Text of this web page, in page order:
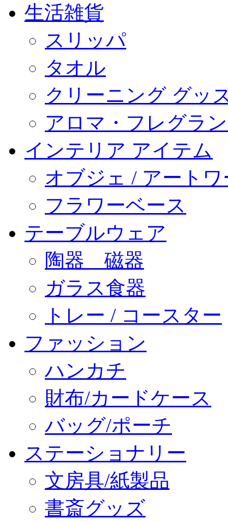
生活雑貨
スリッパ
タオル
クリーニング グッ
アロマ・フレグラ
インテリア アイテム
オブジェ / アートワ
フラワーベース
テーブルウェア
陶器 磁器
ガラス食器
トレー / コースター
ファッション
ハンカチ
財布/カードケース
バッグ/ポーチ
ステーショナリー
文房具/紙製品
書斎グッズ